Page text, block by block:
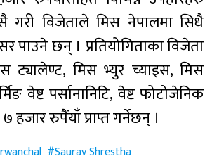
गरी विजेताले मिस नेपालमा सिधै
पाउने छन् । प्रतियोगिताका विजेता
ट्यालेण्ट, मिस भ्युर च्याइस, मिस
वेष्ट पर्सानानिटि, वेष्ट फोटोजेनिक
रुपैंयाँ प्राप्त गर्नेछन् ।
Saurav Shrestha